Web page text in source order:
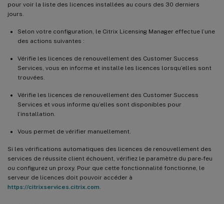
pour voir la liste des licences installées au cours des 30 derniers
jours.
Selon votre configuration, le Citrix Licensing Manager effectue l’une
des actions suivantes :
Vérifie les licences de renouvellement des Customer Success
Services, vous en informe et installe les licences lorsqu’elles sont
trouvées.
Vérifie les licences de renouvellement des Customer Success
Services et vous informe qu’elles sont disponibles pour
l’installation.
Vous permet de vérifier manuellement.
Si les vérifications automatiques des licences de renouvellement des
services de réussite client échouent, vérifiez le paramètre du pare-feu
ou configurez un proxy. Pour que cette fonctionnalité fonctionne, le
serveur de licences doit pouvoir accéder à
https://citrixservices.citrix.com.